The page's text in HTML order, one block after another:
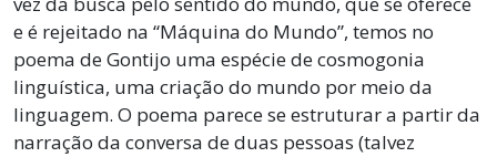
e é rejeitado na “Máquina do Mundo”, temos no
poema de Gontijo uma espécie de cosmogonia
linguística, uma criação do mundo por meio da
linguagem. O poema parece se estruturar a partir da
narração da conversa de duas pessoas (talvez